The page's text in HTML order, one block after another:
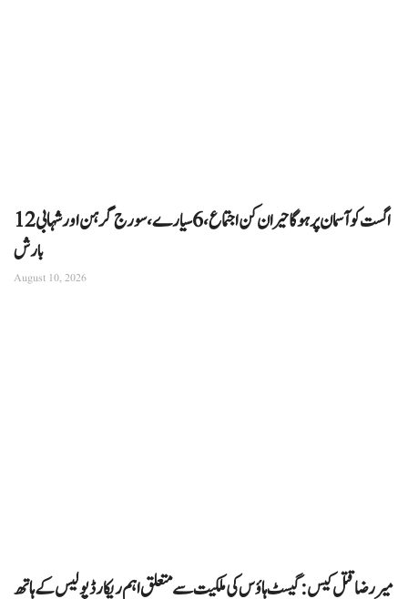
12 اگست کو آسمان پر ہوگا حیران کن اجتماع، 6 سیارے، سورج گرہن اور شہابی
بارش
August 10, 2026
میر رضا قتل کیس: گیسٹ ہاؤس کی ملکیت سے متعلق اہم ریکارڈ پولیس کے ہاتھ